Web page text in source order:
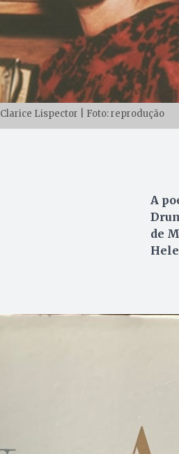
Clarice Lispector | Foto: reprodução
A
de